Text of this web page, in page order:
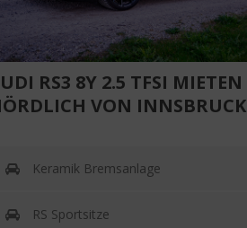
RS3 8Y 2.5 TFSI MIETEN
VON INNSBRUCK
Keramik Bremsanlage
RS Sportsitze